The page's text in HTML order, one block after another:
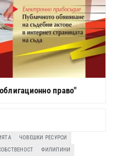
право"
ЧОВЕШКИ РЕСУРСИ
ФИЛИПИНИ